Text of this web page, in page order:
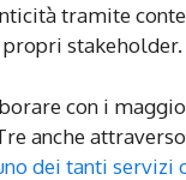
tramite
stakeholder.
con i
anche
dei tanti servizi